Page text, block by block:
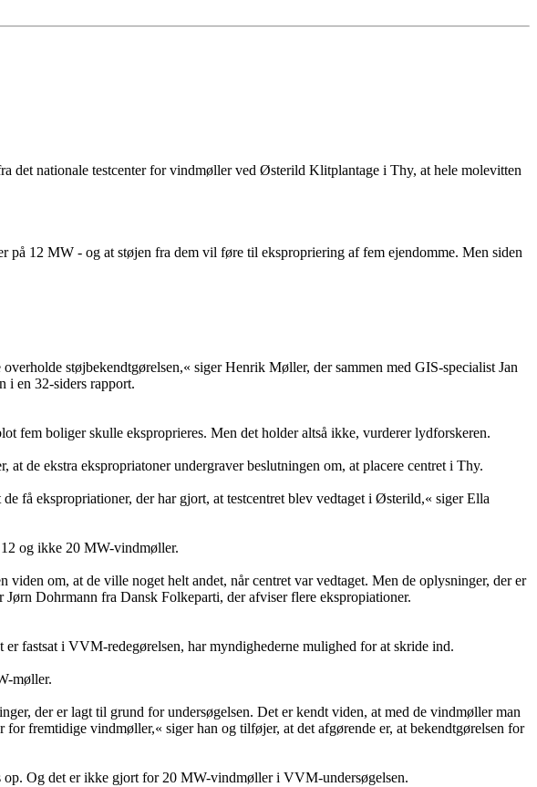
det nationale testcenter for vindmøller ved Østerild Klitplantage i Thy, at hele molevitten
12 MW - og at støjen fra dem vil føre til ekspropriering af fem ejendomme. Men siden
støjbekendtgørelsen,« siger Henrik Møller, der sammen med GIS-specialist Jan
i en 32-siders rapport.
fem boliger skulle eksproprieres. Men det holder altså ikke, vurderer lydforskeren.
de ekstra ekspropriatoner undergraver beslutningen om, at placere centret i Thy.
få ekspropriationer, der har gjort, at testcentret blev vedtaget i Østerild,« siger Ella
og ikke 20 MW-vindmøller.
om, at de ville noget helt andet, når centret var vedtaget. Men de oplysninger, der er
Dohrmann fra Dansk Folkeparti, der afviser flere ekspropiationer.
fastsat i VVM-redegørelsen, har myndighederne mulighed for at skride ind.
møller.
der er lagt til grund for undersøgelsen. Det er kendt viden, at med de vindmøller man
fremtidige vindmøller,« siger han og tilføjer, at det afgørende er, at bekendtgørelsen for
Og det er ikke gjort for 20 MW-vindmøller i VVM-undersøgelsen.